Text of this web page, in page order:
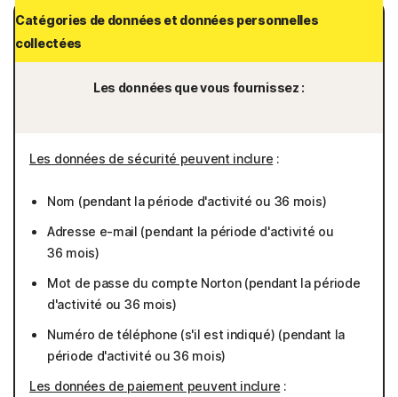
Catégories de données et données personnelles
collectées
Les données que vous fournissez :
Les données de sécurité peuvent inclure :
Nom (pendant la période d'activité ou 36 mois)
Adresse e-mail (pendant la période d'activité ou
36 mois)
Mot de passe du compte Norton (pendant la période
d'activité ou 36 mois)
Numéro de téléphone (s'il est indiqué) (pendant la
période d'activité ou 36 mois)
Les données de paiement peuvent inclure :